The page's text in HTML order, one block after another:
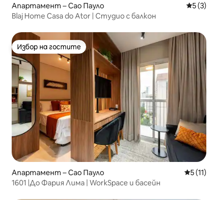
Апартамент – Сао Пауло Средна
5 (3)
Blaj Home Casa do Ator | Студио с балкон
Избор на гостите
Избор на гостите
Апартамент – Сао Пауло Средна
5 (11)
1601 |До Фария Лима | WorkSpace и басейн